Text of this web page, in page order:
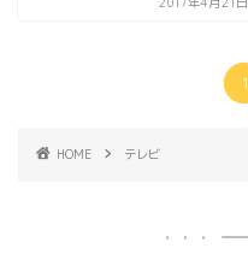
1
HOME テレビ